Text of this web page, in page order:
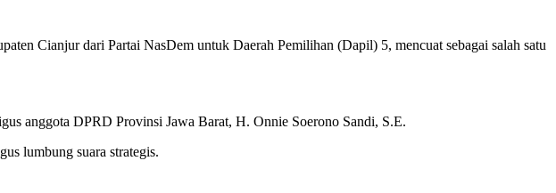
Cianjur dari Partai NasDem untuk Daerah Pemilihan (Dapil) 5, mencuat sebagai salah satu
anggota DPRD Provinsi Jawa Barat, H. Onnie Soerono Sandi, S.E.
lumbung suara strategis.